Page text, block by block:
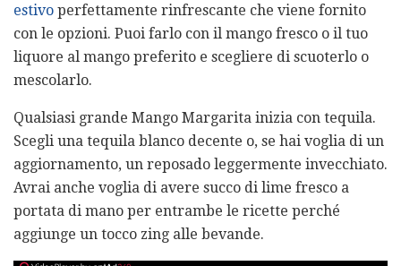
estivo perfettamente rinfrescante che viene fornito
con le opzioni. Puoi farlo con il mango fresco o il tuo
liquore al mango preferito e scegliere di scuoterlo o
mescolarlo.
Qualsiasi grande Mango Margarita inizia con tequila.
Scegli una tequila blanco decente o, se hai voglia di un
aggiornamento, un reposado leggermente invecchiato.
Avrai anche voglia di avere succo di lime fresco a
portata di mano per entrambe le ricette perché
aggiunge un tocco zing alle bevande.